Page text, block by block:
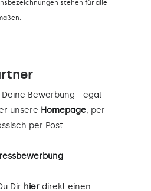
stehen für alle
Bewerbung - egal
unsere Homepage, per
per Post.
Dir hier direkt einen